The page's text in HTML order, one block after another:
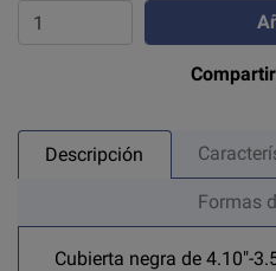
Descripción
Formas
Cubierta negra de 4.10"-